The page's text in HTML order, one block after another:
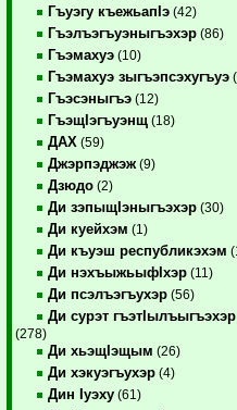
Гъуэгу къежьапIэ (42)
Гъэлъэгъуэныгъэхэр (86)
Гъэмахуэ (10)
Гъэмахуэ зыгъэпсэхугъуэ
Гъэсэныгъэ (12)
ГъэщIэгъуэнщ (18)
ДАХ (59)
Джэрпэджэж (9)
Дзюдо (2)
Ди зэпыщIэныгъэхэр (30)
Ди куейхэм (1)
Ди къуэш республикэхэм
Ди нэхъыжьыфIхэр (11)
Ди псэлъэгъухэр (56)
Ди сурэт гъэтIылъыгъэхэр
(278)
Ди хьэщIэщым (26)
Ди хэкуэгъухэр (4)
Дин Iуэху (61)